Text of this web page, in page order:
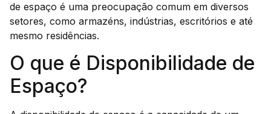
de espaço é uma preocupação comum em diversos
setores, como armazéns, indústrias, escritórios e até
mesmo residências.
O que é Disponibilidade de
Espaço?